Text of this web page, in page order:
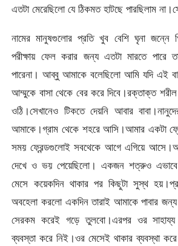
এতটা মেরেছিলো যে ঠিকমত হাটছে পারছিলাম
নামের মানুষগুলোর প্রতি খুব বেশি ঘৃনা জন্নে
পরীক্ষায় ফেল করার জন্য এতটা মারতে পারে
পারেনা। আব্বু আমাকে বলেছিলো আমি যদি এই
আম্মুকে বাসা থেকে বের করে দিবে।রক্তাক্ত শরীল
ওঠি।সেখানেও টিকতে দেয়নি আবার
আমাকে।গ্রাম থেকে শহরে আসি।আমার একটা
সময় ফ্রেন্ডগুলোই সবথেকে আগে এগিয়ে
দেখে ও ভয় পেয়েছিলো। একজন শত্রুও এভাবে
মেসে কয়েকদিন থাকার পর কিছুটা সুস্থ
অবহেলা করলো একদিন তারাই আমাকে পাবার
সেরকম করেই গড়ে তুলবো।এরপর ওর সাহায্য
ব্যবস্তা করে নিই।ওর মেসেই থাকার ব্যবস্থা করে